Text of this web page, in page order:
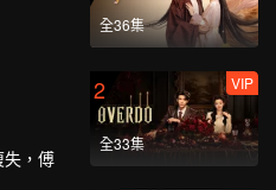
，傅
全36集
2
全33集
VIP